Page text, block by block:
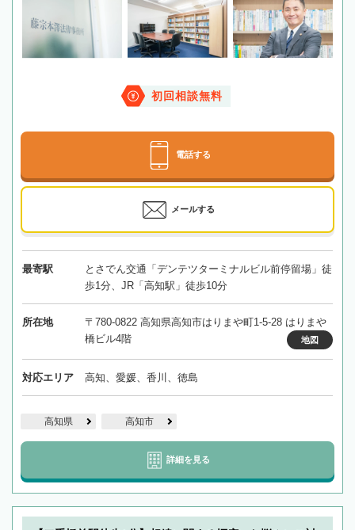
初回相談無料
電話する
メールする
最寄駅
とさでん交通「デンテツターミナルビル前停留場」徒
歩1分、JR「高知駅」徒歩10分
所在地
〒780-0822 高知県高知市はりまや町1-5-28 はりまや
橋ビル4階
地図
対応エリア 高知、愛媛、香川、徳島
高知県 高知市
詳細を見る